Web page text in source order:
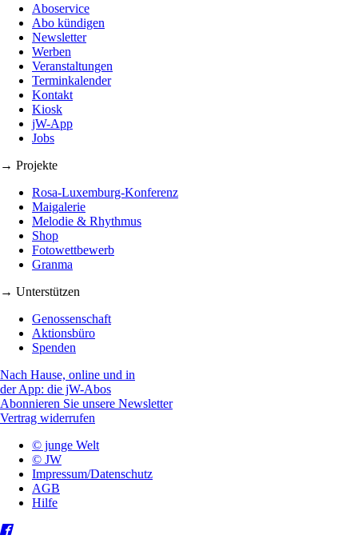
Aboservice
Abo kündigen
Newsletter
Werben
Veranstaltungen
Terminkalender
Kontakt
Kiosk
jW-App
Jobs
→ Projekte
Rosa-Luxemburg-Konferenz
Maigalerie
Melodie & Rhythmus
Shop
Fotowettbewerb
Granma
→ Unterstützen
Genossenschaft
Aktionsbüro
Spenden
Nach Hause, online und in
der App: die jW-Abos
Abonnieren Sie unsere Newsletter
Vertrag widerrufen
© junge Welt
© JW
Impressum/Datenschutz
AGB
Hilfe